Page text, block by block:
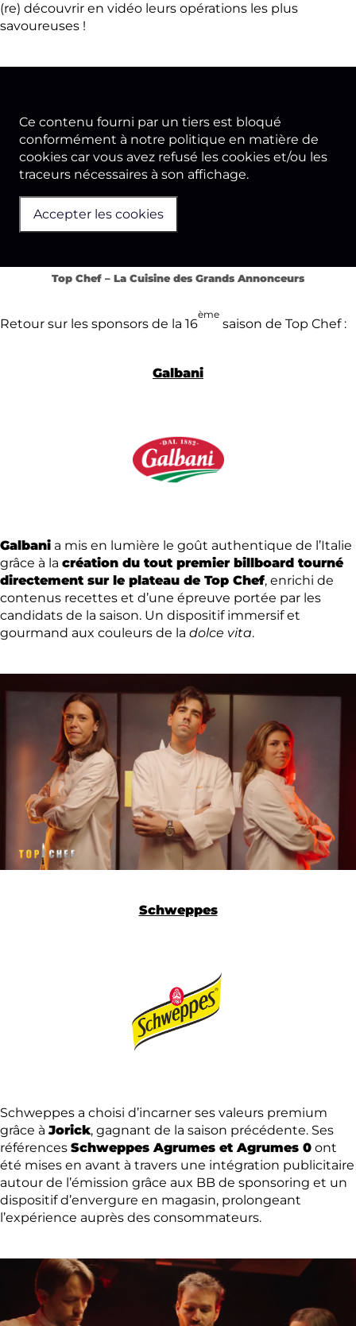
(re) découvrir en vidéo leurs opérations les plus
savoureuses !
Ce contenu fourni par un tiers est bloqué
conformément à notre politique en matière de
cookies car vous avez refusé les cookies et/ou les
traceurs nécessaires à son affichage.
Accepter les cookies
Top Chef – La Cuisine des Grands Annonceurs
Retour sur les sponsors de la 16
ème
saison de Top Chef :
Galbani
Galbani a mis en lumière le goût authentique de l’Italie
grâce à la création du tout premier billboard tourné
directement sur le plateau de Top Chef, enrichi de
contenus recettes et d’une épreuve portée par les
candidats de la saison. Un dispositif immersif et
gourmand aux couleurs de la dolce vita.
Schweppes
Schweppes a choisi d’incarner ses valeurs premium
grâce àJorick, gagnant de la saison précédente. Ses
références Schweppes Agrumes et Agrumes 0 ont
été mises en avant à travers une intégration publicitaire
autour de l’émission grâce aux BB de sponsoring et un
dispositif d’envergure en magasin, prolongeant
l’expérience auprès des consommateurs.